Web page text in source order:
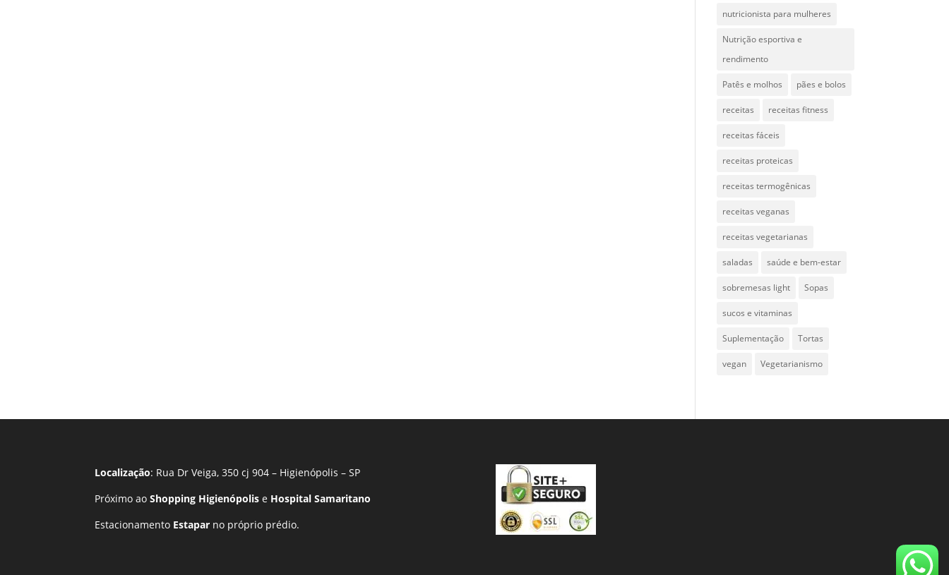
nutricionista para mulheres
Nutrição esportiva e
rendimento
Patês e molhos pães e bolos
receitas receitas fitness
receitas fáceis
receitas proteicas
receitas termogênicas
receitas veganas
receitas vegetarianas
saladas saúde e bem-estar
sobremesas light Sopas
sucos e vitaminas
Suplementação Tortas
vegan Vegetarianismo
Localização: Rua Dr Veiga, 350 cj 904 – Higienópolis – SP
Próximo aoShopping Higienópolis e Hospital Samaritano
Estacionamento Estapar no próprio prédio.